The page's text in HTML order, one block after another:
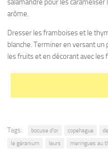
salamandre pour les
arôme.
Dresser les framboises et le
blanche. Terminer en versant un
les fruits et en décorant avec les
Tags: bocuse d'or copehague
le géranium
leurs meringues au